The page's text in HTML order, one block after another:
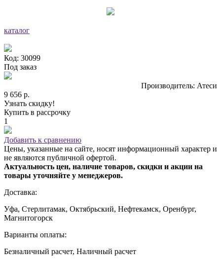
каталог
Код: 30099
Под заказ
Производитель: Атеси
9 656 р.
Узнать скидку!
Купить в рассрочку
1
Добавить к сравнению
Цены, указанные на сайте, носят информационный характер и
не являются публичной офертой.
Актуальность цен, наличие товаров, скидки и акции на
товары уточняйте у менеджеров.
Доставка:
Уфа, Стерлитамак, Октябрьский, Нефтекамск, Оренбург,
Магнитогорск
Варианты оплаты:
Безналичный расчет, Наличный расчет